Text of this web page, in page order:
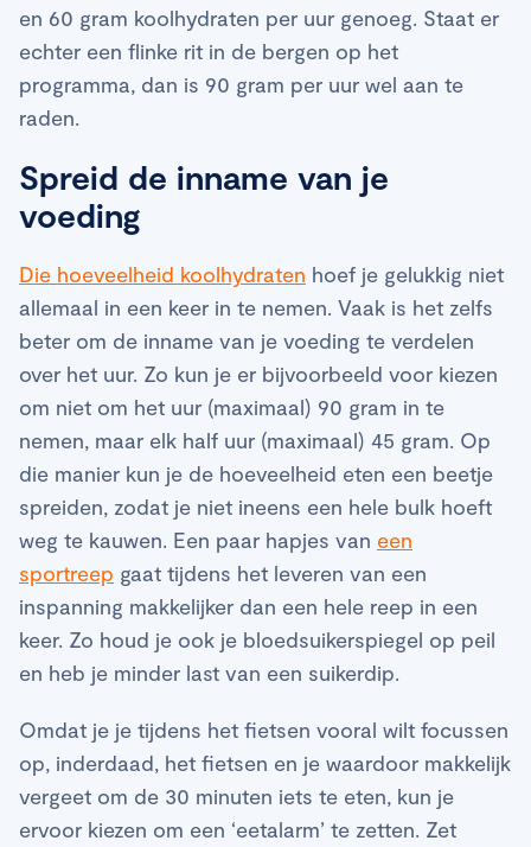
en 60 gram koolhydraten per uur genoeg. Staat er
echter een flinke rit in de bergen op het
programma, dan is 90 gram per uur wel aan te
raden.
Spreid de inname van je
voeding
Die hoeveelheid koolhydraten hoef je gelukkig niet
allemaal in een keer in te nemen. Vaak is het zelfs
beter om de inname van je voeding te verdelen
over het uur. Zo kun je er bijvoorbeeld voor kiezen
om niet om het uur (maximaal) 90 gram in te
nemen, maar elk half uur (maximaal) 45 gram. Op
die manier kun je de hoeveelheid eten een beetje
spreiden, zodat je niet ineens een hele bulk hoeft
weg te kauwen. Een paar hapjes van een
sportreep gaat tijdens het leveren van een
inspanning makkelijker dan een hele reep in een
keer. Zo houd je ook je bloedsuikerspiegel op peil
en heb je minder last van een suikerdip.
Omdat je je tijdens het fietsen vooral wilt focussen
op, inderdaad, het fietsen en je waardoor makkelijk
vergeet om de 30 minuten iets te eten, kun je
ervoor kiezen om een ‘eetalarm’ te zetten. Zet